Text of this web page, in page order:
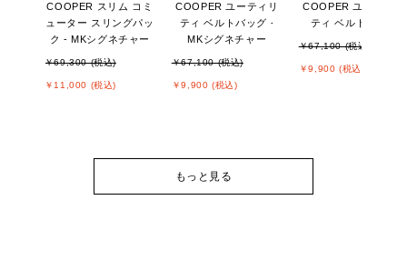
COOPER スリム コミ
ューター スリングパッ
ク - MKシグネチャー
￥69,300 (税込)
￥11,000 (税込)
COOPER ユーティリ
ティ ベルトバッグ -
MKシグネチャー
￥67,100 (税込)
￥9,900 (税込)
COOPER ユーティリ
ティ ベルトバッグ
￥67,100 (税込)
￥9,900 (税込)
もっと見る